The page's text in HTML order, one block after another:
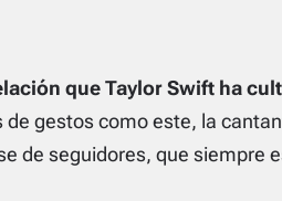
que Taylor Swift ha
de gestos como este, la
de seguidores, que siempre